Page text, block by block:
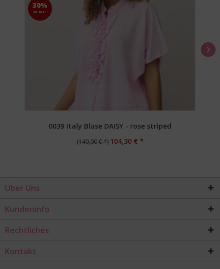
30%
RABATT
0039 Italy Bluse DAISY - rose striped
(149,00 € *) 104,30 € *
Über Uns
Kundeninfo
Rechtliches
Kontakt